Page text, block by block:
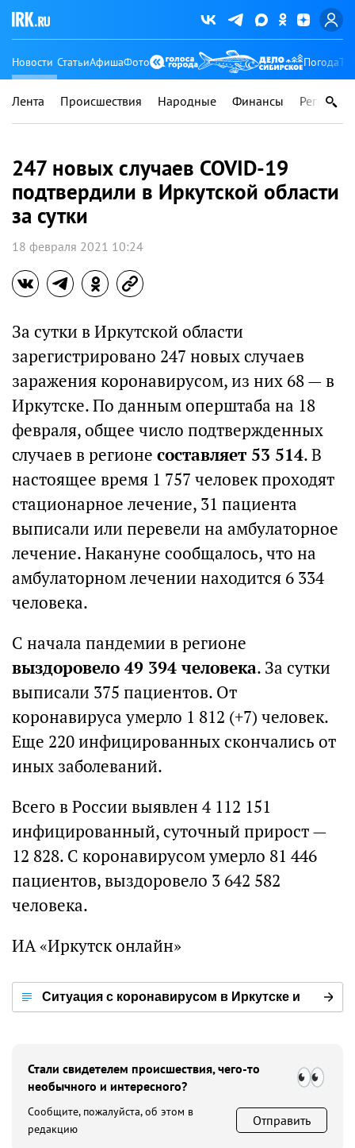
Новости СтатьиАфишаФото Погода
Лента Происшествия Народные Финансы Регионы
247 новых случаев COVID-19
подтвердили в Иркутской области
за сутки
18 февраля 2021 10:24
За сутки в Иркутской области
зарегистрировано 247 новых случаев
заражения коронавирусом, из них 68 — в
Иркутске. По данным оперштаба на 18
февраля, общее число подтвержденных
случаев в регионе составляет 53 514. В
настоящее время 1 757 человек проходят
стационарное лечение, 31 пациента
выписали или перевели на амбулаторное
лечение. Накануне сообщалось, что на
амбулаторном лечении находится 6 334
человека.
С начала пандемии в регионе
выздоровело 49 394 человека. За сутки
выписали 375 пациентов. От
коронавируса умерло 1 812 (+7) человек.
Еще 220 инфицированных скончались от
иных заболеваний.
Всего в России выявлен 4 112 151
инфицированный, суточный прирост —
12 828. С коронавирусом умерло 81 446
пациентов, выздоровело 3 642 582
человека.
ИА «Иркутск онлайн»
Ситуация с коронавирусом в Иркутске и
Стали свидетелем происшествия, чего-то
необычного и интересного?
Сообщите, пожалуйста, об этом в
редакцию
Отправить